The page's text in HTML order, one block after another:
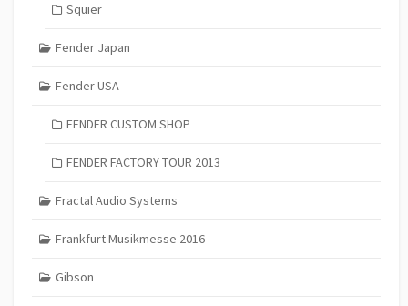
Squier
Fender Japan
Fender USA
FENDER CUSTOM SHOP
FENDER FACTORY TOUR 2013
Fractal Audio Systems
Frankfurt Musikmesse 2016
Gibson